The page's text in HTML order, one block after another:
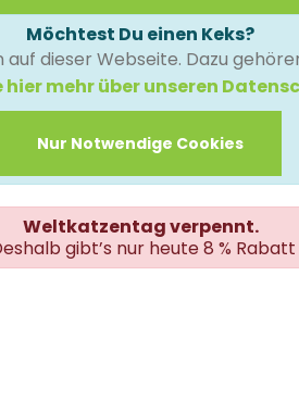
Möchtest Du einen Keks?
dieser Webseite. Dazu
hier mehr über unseren
Nur Notwendige Cookies
Weltkatzentag verpennt.
gibt’s nur heute 8 % Rabatt